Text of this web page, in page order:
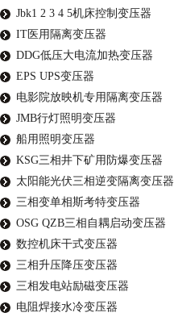
Jbk1 2 3 4 5机床控制变压器
IT医用隔离变压器
DDG低压大电流加热变压器
EPS UPS变压器
电影院放映机专用隔离变压器
JMB行灯照明变压器
船用照明变压器
KSG三相井下矿用防爆变压器
太阳能光伏三相逆变隔离变压器
三相变单相斯考特变压器
OSG QZB三相自耦启动变压器
数控机床干式变压器
三相升压降压变压器
三相发电站励磁变压器
电阻焊接水冷变压器